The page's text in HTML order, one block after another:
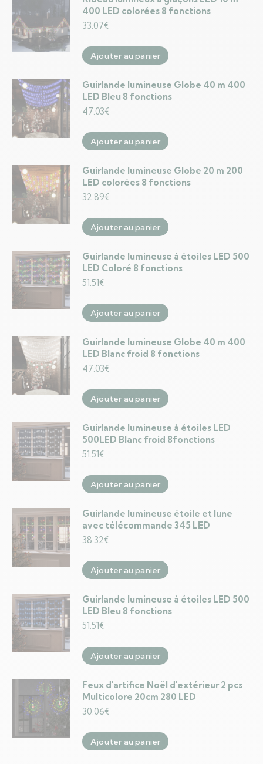
400 LED colorées 8 fonctions
33.07€
Ajouter au panier
Guirlande lumineuse Globe 40 m 400
LED Bleu 8 fonctions
47.03€
Ajouter au panier
Guirlande lumineuse Globe 20 m 200
LED colorées 8 fonctions
32.89€
Ajouter au panier
Guirlande lumineuse à étoiles LED 500
LED Coloré 8 fonctions
51.51€
Ajouter au panier
Guirlande lumineuse Globe 40 m 400
LED Blanc froid 8 fonctions
47.03€
Ajouter au panier
Guirlande lumineuse à étoiles LED
500LED Blanc froid 8fonctions
51.51€
Ajouter au panier
Guirlande lumineuse étoile et lune
avec télécommande 345 LED
38.32€
Ajouter au panier
Guirlande lumineuse à étoiles LED 500
LED Bleu 8 fonctions
51.51€
Ajouter au panier
Feux d'artifice Noël d'extérieur 2 pcs
Multicolore 20cm 280 LED
30.06€
Ajouter au panier